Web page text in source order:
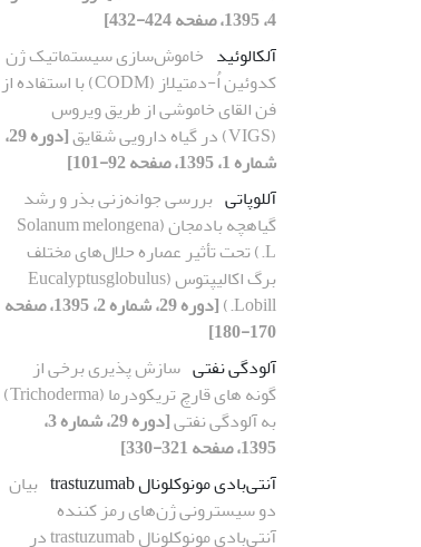
4، 1395، صفحه 424-432]
آلکالوئید خاموش‌سازی سیستماتیک ژن
کدوئین اُ-‌دمتیلاز (CODM) با استفاده از
فن القای خاموشی‌ از طریق ویروس
(VIGS) در گیاه دارویی شقایق
[دوره 29،
شماره 1، 1395، صفحه 92-101]
آللوپاتی بررسی جوانه‌زنی بذر و رشد
گیاهچه بادمجان (Solanum melongena
L.) تحت تأثیر عصاره حلال‌های مختلف
برگ اکالیپتوس (Eucalyptusglobulus
Lobill.)
[دوره 29، شماره 2، 1395، صفحه
170-180]
آلودگی نفتی سازش پذیری برخی از
گونه های قارچ تریکودرما (Trichoderma)
به آلودگی نفتی
[دوره 29، شماره 3،
1395، صفحه 321-330]
آنتی‌بادی مونوکلونال trastuzumab
بیان
دو سیسترونی ژن‌های رمز کننده
آنتی‌بادی مونوکلونال trastuzumab در